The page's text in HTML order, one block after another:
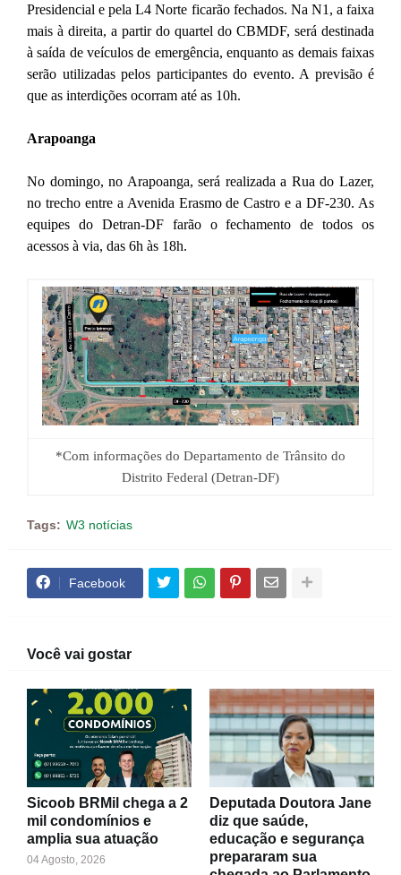
Presidencial e pela L4 Norte ficarão fechados. Na N1, a faixa
mais à direita, a partir do quartel do CBMDF, será destinada
à saída de veículos de emergência, enquanto as demais faixas
serão utilizadas pelos participantes do evento. A previsão é
que as interdições ocorram até as 10h.
Arapoanga
No domingo, no Arapoanga, será realizada a Rua do Lazer,
no trecho entre a Avenida Erasmo de Castro e a DF-230. As
equipes do Detran-DF farão o fechamento de todos os
acessos à via, das 6h às 18h.
*Com informações do Departamento de Trânsito do
Distrito Federal (Detran-DF)
Tags: W3 notícias
Facebook
Você vai gostar
Sicoob BRMil chega a 2
mil condomínios e
amplia sua atuação
04 Agosto, 2026
Deputada Doutora Jane
diz que saúde,
educação e segurança
prepararam sua